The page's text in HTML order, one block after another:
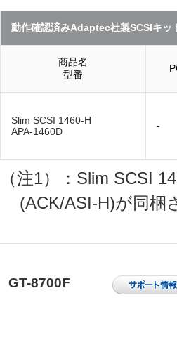
動作確認済みAdaptec社製SCSIキッ
商品名
型番
Slim SCSI 1460-H
APA-1460D
-
（注1）：Slim SCSI
(ACK/ASI-H)が同梱
GT-8700F